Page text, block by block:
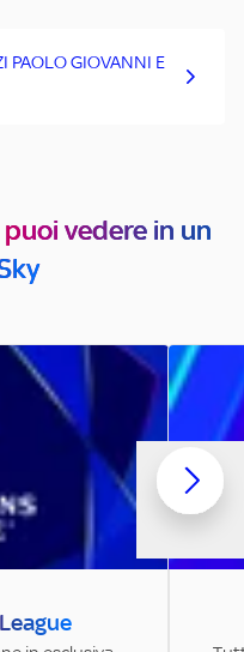
PAOLO GIOVANNI E
vedere in un